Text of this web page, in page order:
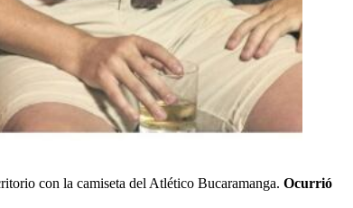
con la camiseta del Atlético Bucaramanga. Ocurrió